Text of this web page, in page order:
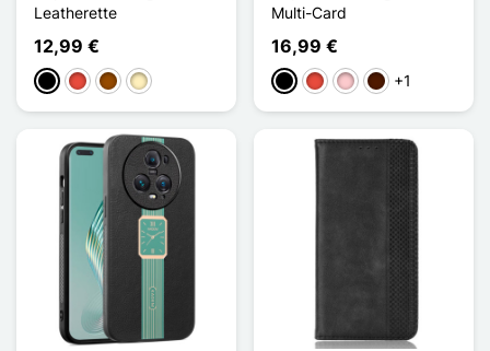
Leatherette
12,99 €
PretoVermelho
Castanho
Ouro
Multi-Card
16,99 €
PretoVermelho
RosaCastanho escuro
+1